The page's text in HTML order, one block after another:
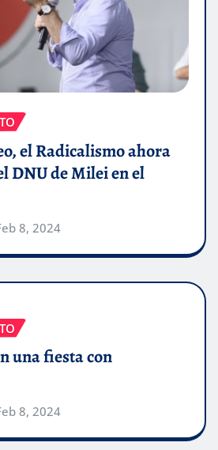
el Radicalismo ahora
DNU de Milei en el
8, 2024
una fiesta con
8, 2024